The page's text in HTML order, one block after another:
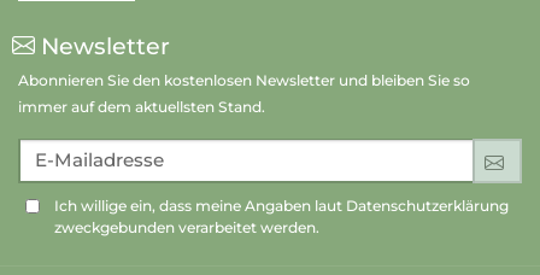
Newsletter
Abonnieren Sie den kostenlosen Newsletter und bleiben Sie so
immer auf dem aktuellsten Stand.
E-Mailadresse
Ich willige ein, dass meine Angaben laut Datenschutzerklärung
zweckgebunden verarbeitet werden.